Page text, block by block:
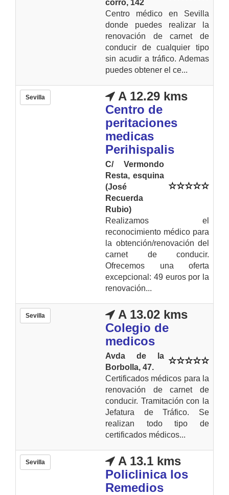
corro, 142
Centro médico en Sevilla
donde puedes realizar la
renovación de carnet de
conducir de cualquier tipo
sin acudir a tráfico. Ademas
puedes obtener el ce...
Sevilla
A 12.29 kms
Centro de
peritaciones
medicas
Perihispalis
C/ Vermondo
Resta, esquina
(José
Recuerda
Rubio)
Realizamos el
reconocimiento médico para
la obtención/renovación del
carnet de conducir.
Ofrecemos una oferta
excepcional: 49 euros por la
renovación...
Sevilla
A 13.02 kms
Colegio de
medicos
Avda de la
Borbolla, 47.
Certificados médicos para la
renovación de carnet de
conducir. Tramitación con la
Jefatura de Tráfico. Se
realizan todo tipo de
certificados médicos...
Sevilla
A 13.1 kms
Policlinica los
Remedios